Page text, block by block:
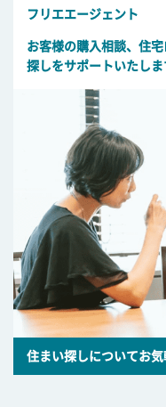
フリエエージェント
お客様の購入相談、住
探しをサポートいたしま
住まい探しについてお気